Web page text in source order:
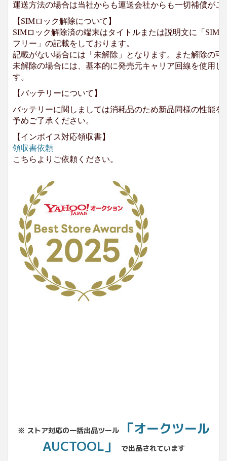
運送方法の場合は当社からも運送会社からも一切補償がご
【SIMロック解除について】
SIMロック解除済の端末はタイトルまたは説明文に「SIM
フリー」の記載をしております。
記載がない場合には「未解除」となります。また解除の可
未解除の場合には、基本的に発売元キャリア回線を使用
す。
【バッテリーについて】
バッテリーに関しましては消耗品のため新品同様の性能
予めご了承ください。
【インボイス対応領収書】
領収書依頼
こちらよりご依頼ください。
※ ストア対応の一括出品ツール
「オークツール
AUCTOOL」
で出品されています